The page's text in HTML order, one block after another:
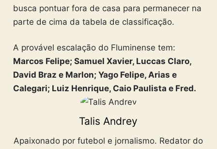
busca pontuar fora de casa para permanecer na
parte de cima da tabela de classificação.
A provável escalação do Fluminense tem:
Marcos Felipe; Samuel Xavier, Luccas Claro,
David Braz e Marlon; Yago Felipe, Arias e
Calegari; Luiz Henrique, Caio Paulista e Fred.
Talis Andrey
Apaixonado por futebol e jornalismo. Redator do